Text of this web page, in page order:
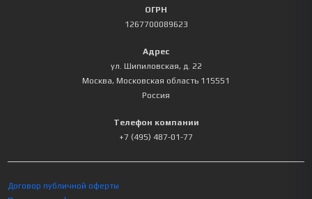
ОГРН
1267700089623
Адрес
ул. Шипиловская, д. 22
Москва, Московская область 115551
Россия
Телефон компании
+7 (495) 487-01-77
Договор публичной оферты